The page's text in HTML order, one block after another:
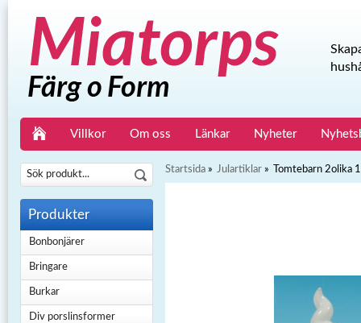
Villkor Om oss Länkar Nyheter
Produkter
Bonbonjärer
Bringare
Burkar
Div porslinsformer
Startsida » Julartiklar » Tomtebarn 2olika